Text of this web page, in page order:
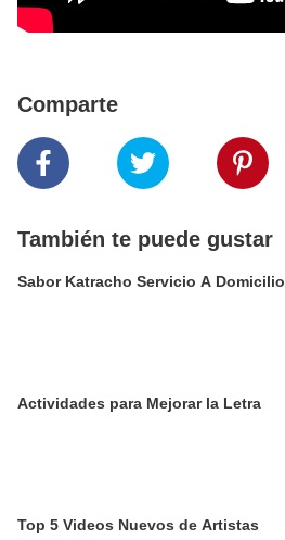
Comparte
También te puede gustar
Sabor Katracho Servicio A Domicilio
Actividades para Mejorar la Letra
Top 5 Videos Nuevos de Artistas